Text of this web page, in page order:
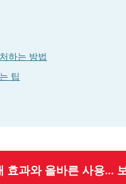
하는 방법
팁
과와 올바른 사용...